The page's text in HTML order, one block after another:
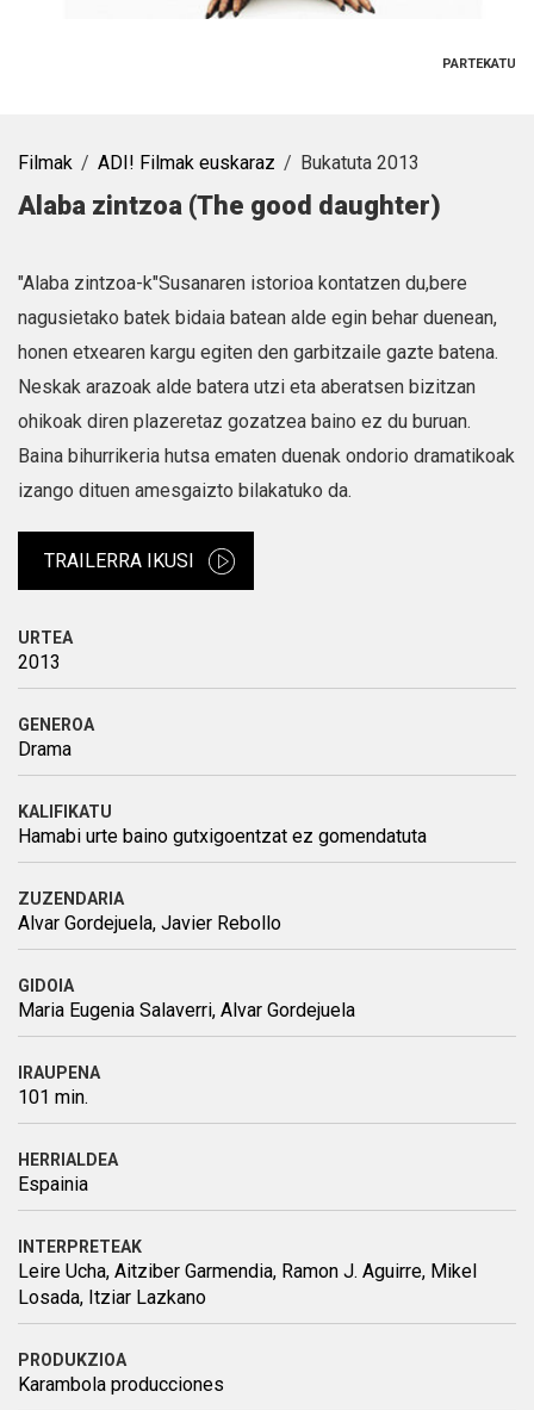
PARTEKATU
Filmak ADI! Filmak euskaraz Bukatuta 2013
Alaba zintzoa (The good daughter)
"Alaba zintzoa-k"Susanaren istorioa kontatzen du,bere
nagusietako batek bidaia batean alde egin behar duenean,
honen etxearen kargu egiten den garbitzaile gazte batena.
Neskak arazoak alde batera utzi eta aberatsen bizitzan
ohikoak diren plazeretaz gozatzea baino ez du buruan.
Baina bihurrikeria hutsa ematen duenak ondorio dramatikoak
izango dituen amesgaizto bilakatuko da.
TRAILERRA IKUSI
URTEA
2013
GENEROA
Drama
KALIFIKATU
Hamabi urte baino gutxigoentzat ez gomendatuta
ZUZENDARIA
Alvar Gordejuela, Javier Rebollo
GIDOIA
Maria Eugenia Salaverri, Alvar Gordejuela
IRAUPENA
101 min.
HERRIALDEA
Espainia
INTERPRETEAK
Leire Ucha, Aitziber Garmendia, Ramon J. Aguirre, Mikel
Losada, Itziar Lazkano
PRODUKZIOA
Karambola producciones